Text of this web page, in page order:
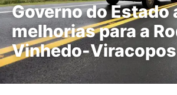
Governo do Estado
melhorias para a
Vinhedo-Viracopos